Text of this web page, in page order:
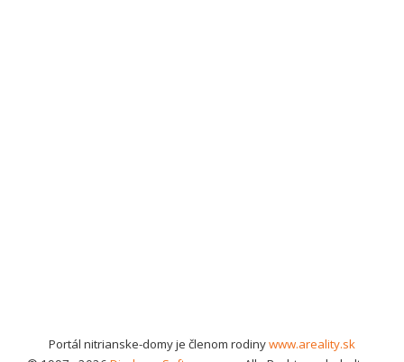
Portál nitrianske-domy je členom rodinywww.areality.sk